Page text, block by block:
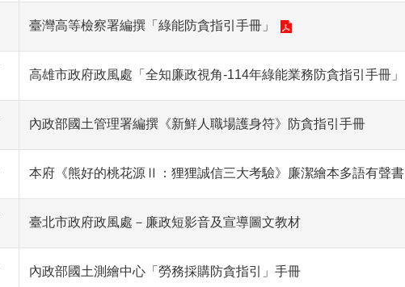
臺灣高等檢察署編撰「綠能防貪指引手冊」
高雄市政府政風處「全知廉政視角-114年綠能業務防貪指引手冊」
內政部國土管理署編撰《新鮮人職場護身符》防貪指引手冊
本府《熊好的桃花源Ⅱ：狸狸誠信三大考驗》廉潔繪本多語有聲書
臺北市政府政風處－廉政短影音及宣導圖文教材
內政部國土測繪中心「勞務採購防貪指引」手冊